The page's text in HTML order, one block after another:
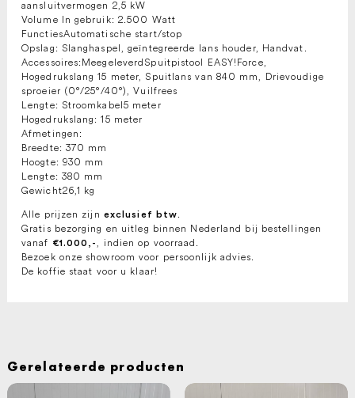
aansluitvermogen 2,5 kW
Volume In gebruik: 2.500 Watt
FunctiesAutomatische start/stop
Opslag: Slanghaspel, geïntegreerde lans houder, Handvat.
Accessoires:MeegeleverdSpuitpistool EASY!Force,
Hogedrukslang 15 meter, Spuitlans van 840 mm, Drievoudige
sproeier (0°/25°/40°), Vuilfrees
Lengte: Stroomkabel5 meter
Hogedrukslang: 15 meter
Afmetingen:
Breedte: 370 mm
Hoogte: 930 mm
Lengte: 380 mm
Gewicht26,1 kg
Alle prijzen zijn exclusief btw.
Gratis bezorging en uitleg binnen Nederland bij bestellingen
vanaf €1.000,- , indien op voorraad.
Bezoek onze showroom voor persoonlijk advies.
De koffie staat voor u klaar!
Gerelateerde producten